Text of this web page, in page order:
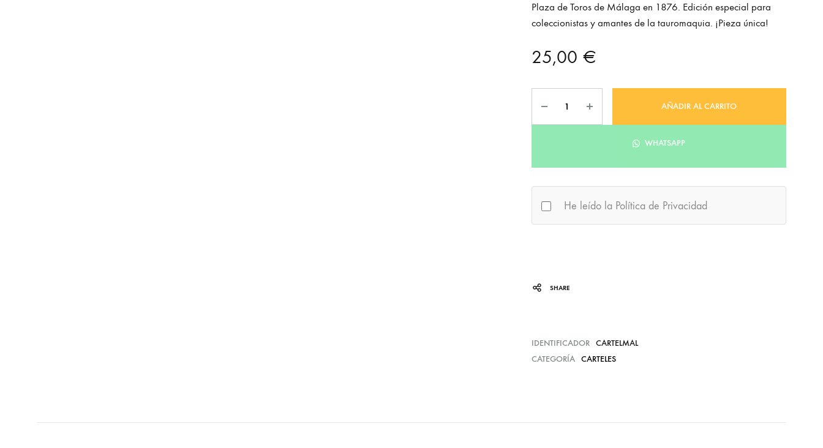
Plaza de Toros de Málaga en 1876. Edición especial para
coleccionistas y amantes de la tauromaquia. ¡Pieza única!
25,00 €
AÑADIR AL CARRITO
WHATSAPP
He leído la Política de Privacidad
SHARE
IDENTIFICADOR
CARTELMAL
CATEGORÍA
CARTELES